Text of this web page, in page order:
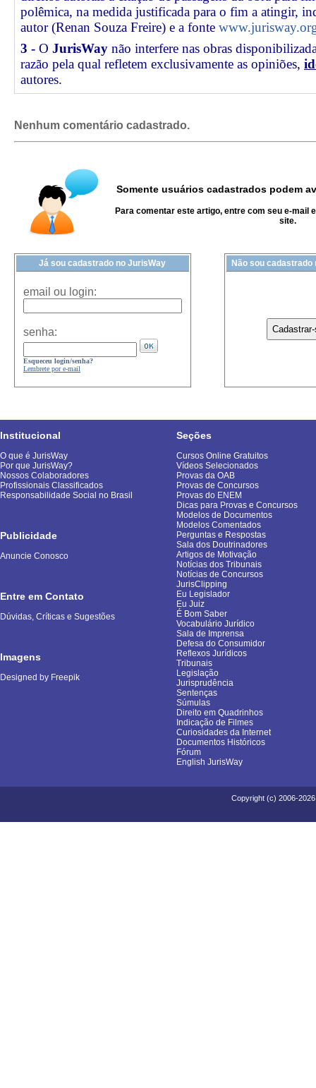
polêmica, na medida justificada para o fim a atingir,
autor (Renan Souza Freire) e a fonte
3 - O JurisWay não interfere nas obras
razão pela qual refletem exclusivamente as opiniões,
autores.
Nenhum comentário cadastrado.
Somente usuários cadastrados podem
Para comentar este artigo, entre com seu e-mail
site.
Já sou cadastrado no JurisWay
email ou login:
senha:
Esqueceu login/senha?
Lembrete por e-mail
Não sou cadastrado
Institucional
O que é JurisWay
Por que JurisWay?
Nossos Colaboradores
Profissionais Classificados
Responsabilidade Social no Brasil
Publicidade
Anuncie Conosco
Entre em Contato
Dúvidas, Críticas e Sugestões
Imagens
Designed by Freepik
Seções
Cursos Online Gratuitos
Vídeos Selecionados
Provas da OAB
Provas de Concursos
Provas do ENEM
Dicas para Provas e Concursos
Modelos de Documentos
Modelos Comentados
Perguntas e Respostas
Sala dos Doutrinadores
Artigos de Motivação
Notícias dos Tribunais
Notícias de Concursos
JurisClipping
Eu Legislador
Eu Juiz
É Bom Saber
Vocabulário Jurídico
Sala de Imprensa
Defesa do Consumidor
Reflexos Jurídicos
Tribunais
Legislação
Jurisprudência
Sentenças
Súmulas
Direito em Quadrinhos
Indicação de Filmes
Curiosidades da Internet
Documentos Históricos
Fórum
English JurisWay
Copyright (c) 2006-